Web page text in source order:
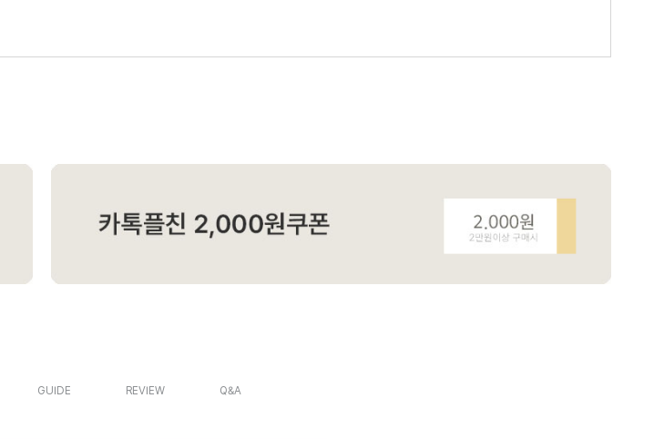
GUIDE REVIEW Q&A